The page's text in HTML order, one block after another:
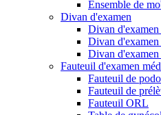
Ensemble de
Divan d'examen
Divan
Divan
Divan
Fauteuil d'examen
Fauteuil de
Fauteuil de
Fauteuil ORL